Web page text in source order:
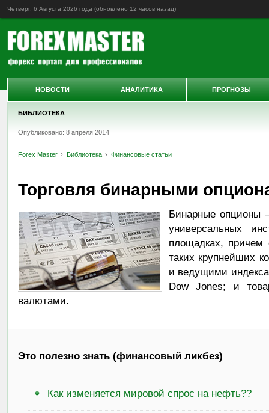
Четверг, 6 Августа 2026 года (обновлено 12 часов назад)
БИБЛИОТЕКА
Опубликовано: 8 апреля 2014
Forex Master Библиотека Финансовые статьи
Торговля бинарными
Бинарные опционы
универсальных
площадках,
таких крупнейших
и ведущими
Dow Jones; и
валютами.
Это полезно знать (финансовый ликбез)
Как изменяется мировой спрос на нефть??
НОВОСТИ АНАЛИТИКА ПРОГНОЗЫ